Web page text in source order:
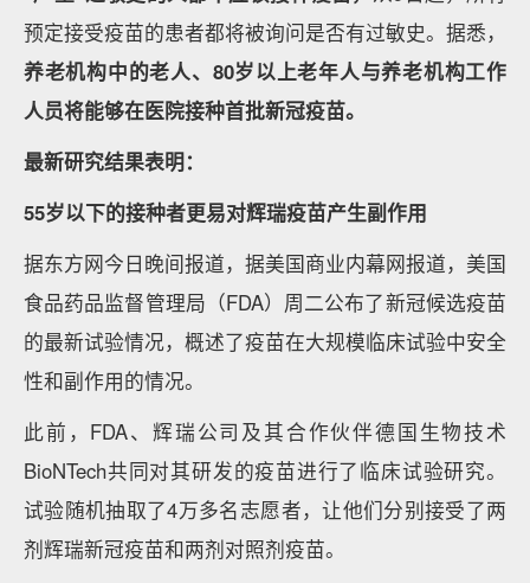
预定接受疫苗的患者都将被询问是否有过敏史。据悉，
养老机构中的老人、80岁以上老年人与养老机构工作
人员将能够在医院接种首批新冠疫苗。
最新研究结果表明：
55岁以下的接种者更易对辉瑞疫苗产生副作用
据东方网今日晚间报道，据美国商业内幕网报道，美国
食品药品监督管理局（FDA）周二公布了新冠候选疫苗
的最新试验情况，概述了疫苗在大规模临床试验中安全
性和副作用的情况。
此前，FDA、辉瑞公司及其合作伙伴德国生物技术
BioNTech共同对其研发的疫苗进行了临床试验研究。
试验随机抽取了4万多名志愿者，让他们分别接受了两
剂辉瑞新冠疫苗和两剂对照剂疫苗。